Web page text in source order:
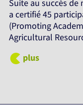
Suite au succès
a certifié 45
(Promoting
Agricultural
plus